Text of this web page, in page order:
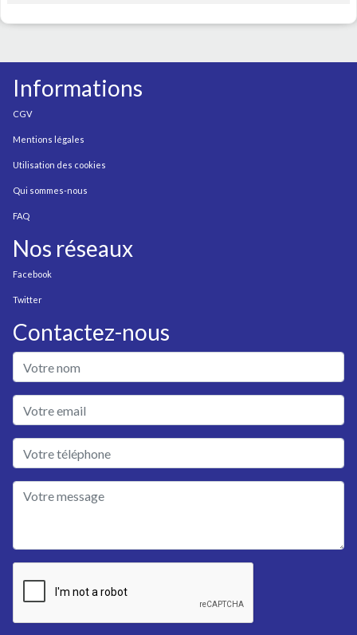
Informations
CGV
Mentions légales
Utilisation des cookies
Qui sommes-nous
FAQ
Nos réseaux
Facebook
Twitter
Contactez-nous